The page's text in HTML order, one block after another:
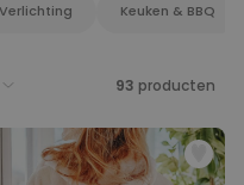
voor een ontspannen
Verlichting Keuken & BBQ
93 producten